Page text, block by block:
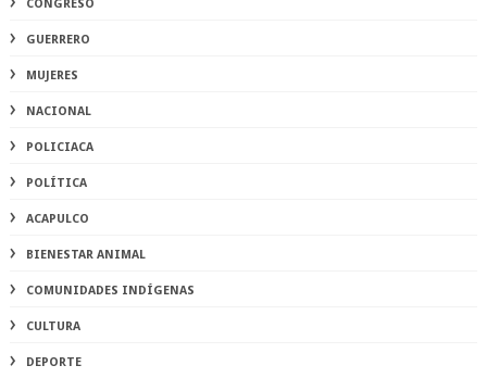
CONGRESO
GUERRERO
MUJERES
NACIONAL
POLICIACA
POLÍTICA
ACAPULCO
BIENESTAR ANIMAL
COMUNIDADES INDÍGENAS
CULTURA
DEPORTE